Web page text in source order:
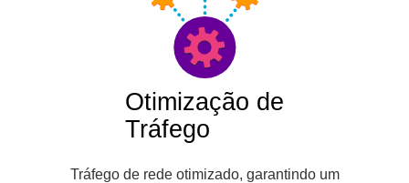
Otimização de
Tráfego
Tráfego de rede otimizado, garantindo um